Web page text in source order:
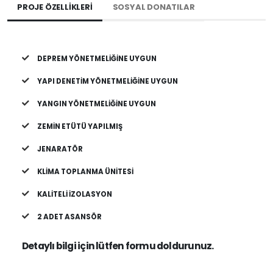
PROJE ÖZELLIKLERI SOSYAL DONATILAR
DEPREM YÖNETMELIĞINE UYGUN
YAPI DENETIM YÖNETMELIĞINE UYGUN
YANGIN YÖNETMELIĞINE UYGUN
ZEMIN ETÜTÜ YAPILMIŞ
JENARATÖR
KLIMA TOPLANMA ÜNITESI
KALITELI İZOLASYON
2 ADET ASANSÖR
Detaylı bilgi için lütfen formu doldurunuz.